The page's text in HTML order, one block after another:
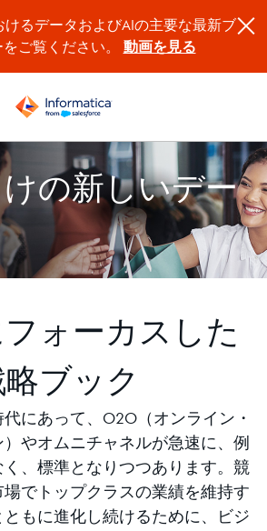
けるデータおよびAIの主要な最新ブ
ご覧ください。 動画を見る
の新しいデー
ォーカスした
ブック
にあって、O2O（オンライン・
やオムニチャネルが急速に、例
、標準となりつつあります。競
でトップクラスの業績を維持す
もに進化し続けるために、ビジ